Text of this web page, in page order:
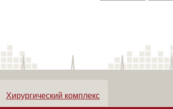
Хирургический комплекс